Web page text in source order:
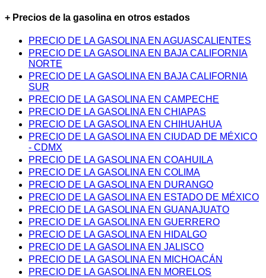
+ Precios de la gasolina en otros estados
PRECIO DE LA GASOLINA EN AGUASCALIENTES
PRECIO DE LA GASOLINA EN BAJA CALIFORNIA
NORTE
PRECIO DE LA GASOLINA EN BAJA CALIFORNIA
SUR
PRECIO DE LA GASOLINA EN CAMPECHE
PRECIO DE LA GASOLINA EN CHIAPAS
PRECIO DE LA GASOLINA EN CHIHUAHUA
PRECIO DE LA GASOLINA EN CIUDAD DE MÉXICO
- CDMX
PRECIO DE LA GASOLINA EN COAHUILA
PRECIO DE LA GASOLINA EN COLIMA
PRECIO DE LA GASOLINA EN DURANGO
PRECIO DE LA GASOLINA EN ESTADO DE MÉXICO
PRECIO DE LA GASOLINA EN GUANAJUATO
PRECIO DE LA GASOLINA EN GUERRERO
PRECIO DE LA GASOLINA EN HIDALGO
PRECIO DE LA GASOLINA EN JALISCO
PRECIO DE LA GASOLINA EN MICHOACÁN
PRECIO DE LA GASOLINA EN MORELOS